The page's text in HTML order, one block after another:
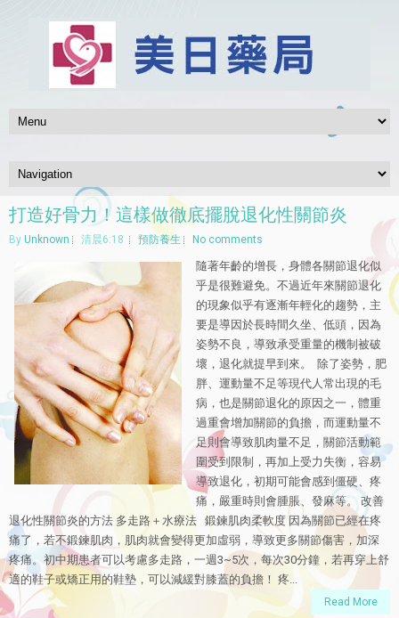
打造好骨力！這樣做徹底擺脫退化性關節炎
By Unknown 清晨6:18 預防養生 No comments
隨著年齡的增長，身體各關節退化似
乎是很難避免。不過近年來關節退化
的現象似乎有逐漸年輕化的趨勢，主
要是導因於長時間久坐、低頭，因為
姿勢不良，導致承受重量的機制被破
壞，退化就提早到來。 除了姿勢，肥
胖、運動量不足等現代人常出現的毛
病，也是關節退化的原因之一，體重
過重會增加關節的負擔，而運動量不
足則會導致肌肉量不足，關節活動範
圍受到限制，再加上受力失衡，容易
導致退化，初期可能會感到僵硬、疼
痛，嚴重時則會腫脹、發麻等。 改善
退化性關節炎的方法 多走路＋水療法 鍛鍊肌肉柔軟度 因為關節已經在疼
痛了，若不鍛鍊肌肉，肌肉就會變得更加虛弱，導致更多關節傷害，加深
疼痛。初中期患者可以考慮多走路，一週3~5次，每次30分鐘，若再穿上舒
適的鞋子或矯正用的鞋墊，可以減緩對膝蓋的負擔！ 疼...
Read More